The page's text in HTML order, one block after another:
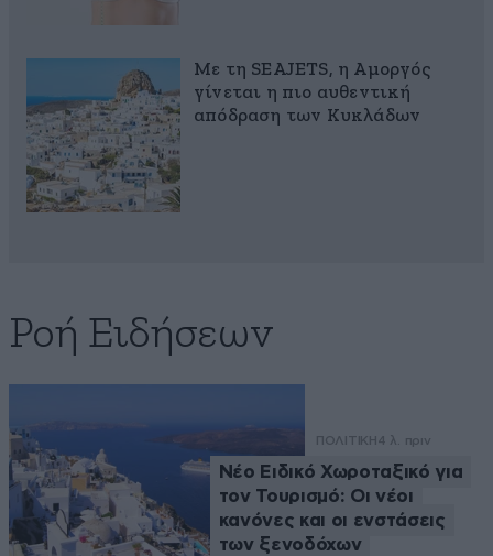
Με τη SEAJETS, η Αμοργός
γίνεται η πιο αυθεντική
απόδραση των Κυκλάδων
Ροή Ειδήσεων
ΠΟΛΙΤΙΚΗ4 λ. πριν
Νέο Ειδικό Χωροταξικό για
τον Τουρισμό: Οι νέοι
κανόνες και οι ενστάσεις
των ξενοδόχων